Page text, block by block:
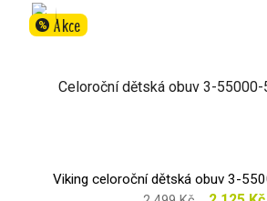
% Akce
Viking celoroční dětská obuv 3-